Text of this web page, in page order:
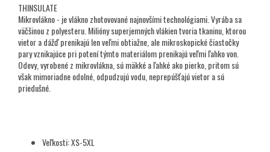
THINSULATE
Mikrovlákno - je vlákno zhotovované najnovšími technológiami. Vyrába sa
väčšinou z polyesteru. Milióny superjemných vlákien tvoria tkaninu, ktorou
vietor a dážď prenikajú len veľmi obtiažne, ale mikroskopické čiastočky
pary vznikajúce pri potení týmto materiálom prenikajú veľmi ľahko von.
Odevy, vyrobené z mikrovlákna, sú mäkké a ľahké ako pierko, pritom sú
však mimoriadne odolné, odpudzujú vodu, neprepúšťajú vietor a sú
priedušné.
Veľkosti: XS-5XL